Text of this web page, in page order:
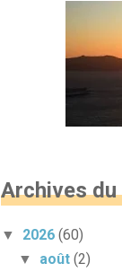
Archives du
▼ 2026 (60)
▼ août (2)